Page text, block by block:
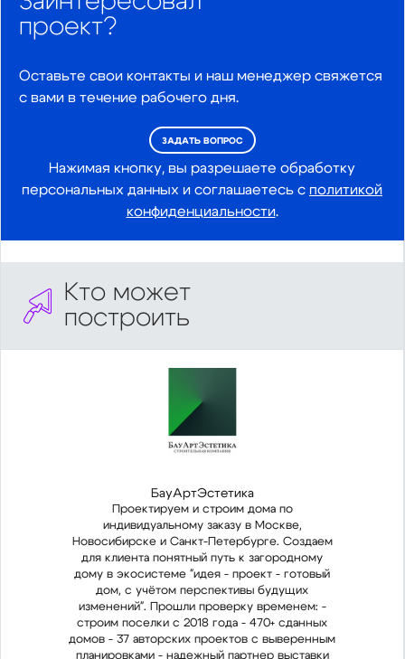
проект?
Оставьте свои контакты и наш менеджер свяжется
с вами в течение рабочего дня.
ЗАДАТЬ ВОПРОС
Нажимая кнопку, вы разрешаете обработку
персональных данных и соглашаетесь с политикой
конфиденциальности.
Кто может
построить
БауАртЭстетика
Проектируем и строим дома по
индивидуальному заказу в Москве,
Новосибирске и Санкт-Петербурге. Создаем
для клиента понятный путь к загородному
дому в экосистеме "идея - проект - готовый
дом, с учётом перспективы будущих
изменений". Прошли проверку временем: -
строим поселки с 2018 года - 470+ сданных
домов - 37 авторских проектов с выверенным
планировками - надежный партнер выставки